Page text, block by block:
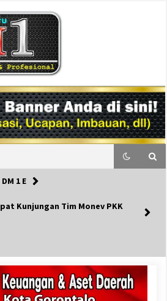
DM1
DM 1 E
Kunjungan Tim Monev PKK